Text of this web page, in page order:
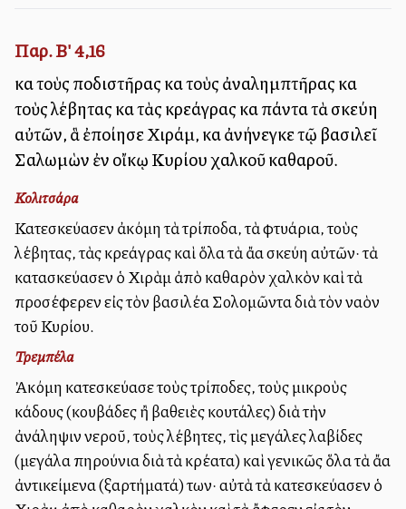
Παρ. Β' 4,16
καὶ τοὺς ποδιστῆρας καὶ τοὺς ἀναλημπτῆρας καὶ
τοὺς λέβητας καὶ τὰς κρεάγρας καὶ πάντα τὰ σκεύη
αὐτῶν, ἃ ἐποίησε Χιράμ, καὶ ἀνήνεγκε τῷ βασιλεῖ
Σαλωμὼν ἐν οἴκῳ Κυρίου χαλκοῦ καθαροῦ.
Κολιτσάρα
Κατεσκεύασεν ἀκόμη τὰ τρίποδα, τὰ φτυάρια, τοὺς
λέβητας, τὰς κρεάγρας καὶ ὅλα τὰ ἄλλα σκεύη αὐτῶν· τὰ
κατασκεύασεν ὁ Χιρὰμ ἀπὸ καθαρὸν χαλκὸν καὶ τὰ
προσέφερεν εἰς τὸν βασιλέα Σολομῶντα διὰ τὸν ναὸν
τοῦ Κυρίου.
Τρεμπέλα
Ἀκόμη κατεσκεύασε τοὺς τρίποδες, τοὺς μικροὺς
κάδους (κουβάδες ἢ βαθειὲς κουτάλες) διὰ τὴν
ἀνάληψιν νεροῦ, τοὺς λέβητες, τὶς μεγάλες λαβίδες
(μεγάλα πηρούνια διὰ τὰ κρέατα) καὶ γενικῶς ὅλα τὰ ἄλλα
ἀντικείμενα (ἐξαρτήματά) των· αὐτὰ τὰ κατεσκεύασεν ὁ